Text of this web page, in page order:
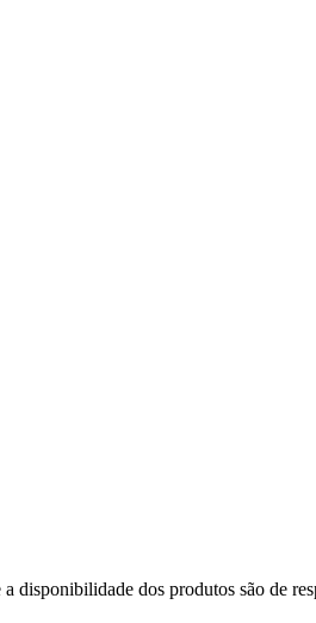
disponibilidade dos produtos são de